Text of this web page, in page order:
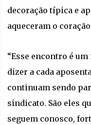
decoração típica e
aqueceram o
“Esse encontro é
dizer a cada
continuam sendo
sindicato. São eles
seguem conosco,